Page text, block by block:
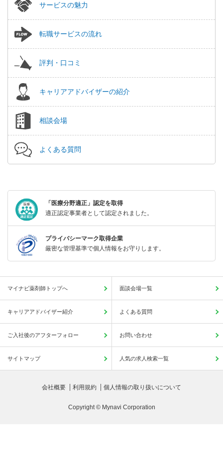
サービスの魅力
転職サービスの流れ
評判・口コミ
キャリアアドバイザーの紹介
相談会場
よくある質問
「医療分野適正」認定を取得
適正認定事業者として認定されました。
プライバシーマーク取得企業
厳密な管理基準で個人情報をお守りします。
マイナビ薬剤師トップへ 面談会場一覧
キャリアアドバイザー紹介 よくある質問
ご入社後のアフターフォロー お問い合わせ
サイトマップ 人気の求人検索一覧
会社概要 利用規約 個人情報の取り扱いについて
Copyright © Mynavi Corporation